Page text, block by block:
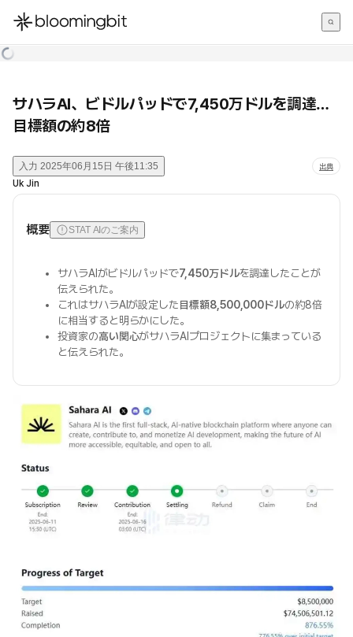
한국어
サハラAI、ビドルパッドで7,450万ドルを調達…
目標額の約8倍
入力 2025年06月15日 午後11:35 出典
Uk Jin
概要 STAT AIのご案内
サハラAIがビドルパッドで7,450万ドルを調達したことが
伝えられた。
これはサハラAIが設定した目標額8,500,000ドルの約8倍
に相当すると明らかにした。
投資家の高い関心がサハラAIプロジェクトに集まっている
と伝えられた。